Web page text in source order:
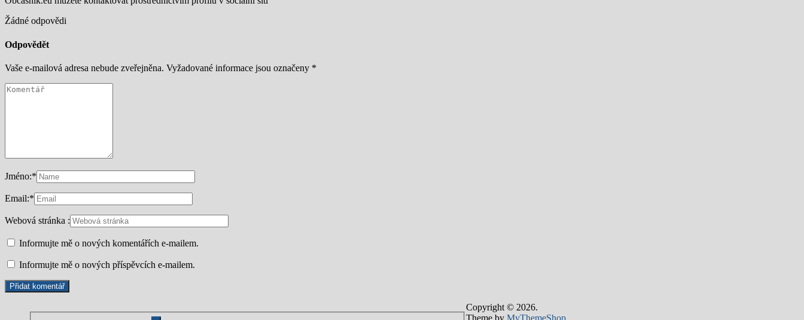
Žádné odpovědi
Odpovědět
Vaše e-mailová adresa nebude zveřejněna. Vyžadované informace jsou označeny *
Jméno:*
Email:*
Webová stránka :
Informujte mě o nových komentářích e-mailem.
Informujte mě o nových příspěvcích e-mailem.
Copyright © 2026.
Theme by MyThemeShop